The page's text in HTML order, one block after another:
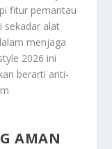
fitur pemantau
sekadar alat
menjaga
2026 ini
berarti anti-
AMAN